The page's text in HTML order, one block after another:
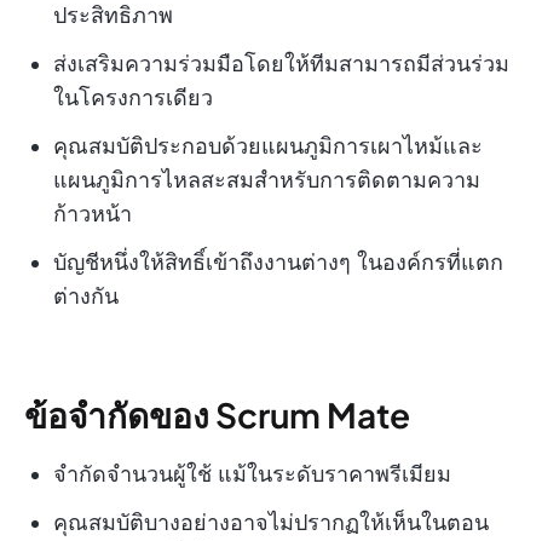
ประสิทธิภาพ
ส่งเสริมความร่วมมือโดยให้ทีมสามารถมีส่วนร่วม
ในโครงการเดียว
คุณสมบัติประกอบด้วยแผนภูมิการเผาไหม้และ
แผนภูมิการไหลสะสมสำหรับการติดตามความ
ก้าวหน้า
บัญชีหนึ่งให้สิทธิ์เข้าถึงงานต่างๆ ในองค์กรที่แตก
ต่างกัน
ข้อจำกัดของ Scrum Mate
จำกัดจำนวนผู้ใช้ แม้ในระดับราคาพรีเมียม
คุณสมบัติบางอย่างอาจไม่ปรากฏให้เห็นในตอน